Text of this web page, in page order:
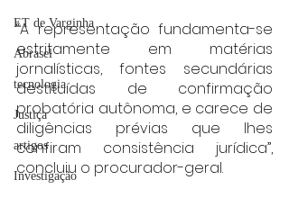
ET de Varginha
Abrasel
tecnologia
Justiça
artigos
Investigação
“A representação fundamenta-se
estritamente em matérias
jornalísticas, fontes secundárias
destituídas de confirmação
probatória autônoma, e carece de
diligências prévias que lhes
confiram consistência jurídica”,
concluiu o procurador-geral.